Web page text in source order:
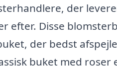
der
efter. Disse
der bedst
buket med roser